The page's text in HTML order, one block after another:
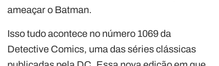
ameaçar o Batman.
Isso tudo acontece no número 1069 da
Detective Comics, uma das séries clássicas